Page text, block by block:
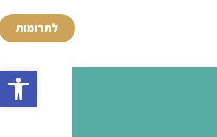
פתח
לתרומות